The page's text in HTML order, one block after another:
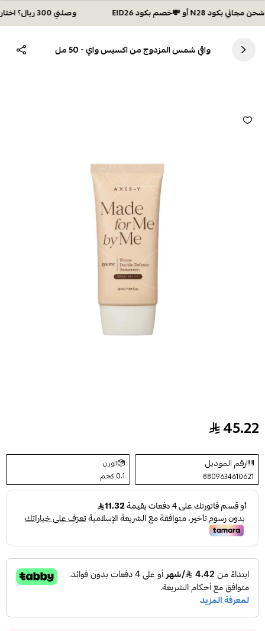
وصلتي 300 ريال؟ اختاري هديتك :🏍 شحن مجاني بكود N28 أو 💸خصم بكود EID26
واقي شمس المزدوج من اكسيس واي - 50 مل
واقي شمس المزدوج من اكسيس واي - 50 مل
45.22
رقم الموديل
8809634610621
الوزن
0.1 كجم